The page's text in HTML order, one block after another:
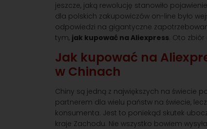
jeszcze, jaką rewolucję stanowiło
dla polskich zakupowiczów on-line było
odpowiedzi na gigantyczne
tym, jak kupować na Aliexpress. Oto
Jak kupować na
w Chinach
Chiny są jedną z największych na świecie
partnerem dla wielu państw na świecie,
konsumenta. Jest to poniekąd skutek
kraje Zachodu. Nie wszystko bowiem